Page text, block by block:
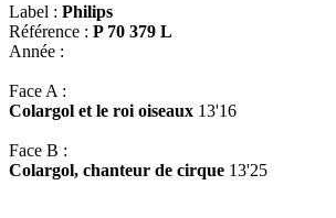
Label : Philips
Référence : P 70 379 L
Année :
Face A :
Colargol et le roi oiseaux 13'16
Face B :
Colargol, chanteur de cirque 13'25